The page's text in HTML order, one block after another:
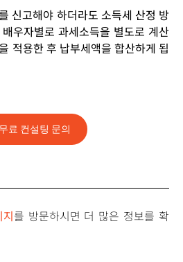
신고해야 하더라도 소득세 산정 방
우자별로 과세소득을 별도로 계산
적용한 후 납부세액을 합산하게 됩
료 컨설팅 문의
를 방문하시면 더 많은 정보를 확